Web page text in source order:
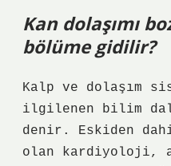
Kan dolaşımı
bölüme gidilir?
Kalp ve dolaşım
ilgilenen bilim
denir. Eskiden
olan kardiyoloji,